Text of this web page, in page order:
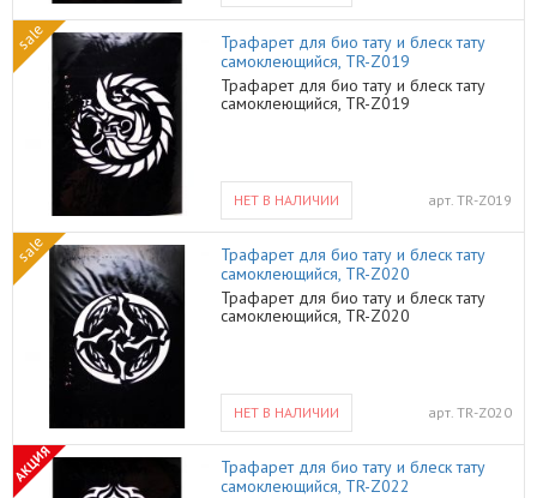
sale
Трафарет для био тату и блеск тату
самоклеющийся, TR-Z019
Трафарет для био тату и блеск тату
самоклеющийся, TR-Z019
НЕТ В НАЛИЧИИ арт. TR-Z019
sale
Трафарет для био тату и блеск тату
самоклеющийся, TR-Z020
Трафарет для био тату и блеск тату
самоклеющийся, TR-Z020
НЕТ В НАЛИЧИИ арт. TR-Z020
АКЦИЯ
Трафарет для био тату и блеск тату
самоклеющийся, TR-Z022